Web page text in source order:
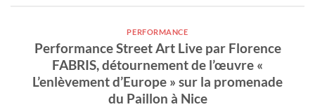
PERFORMANCE
Performance Street Art Live par Florence
FABRIS, détournement de l’œuvre «
L’enlèvement d’Europe » sur la promenade
du Paillon à Nice